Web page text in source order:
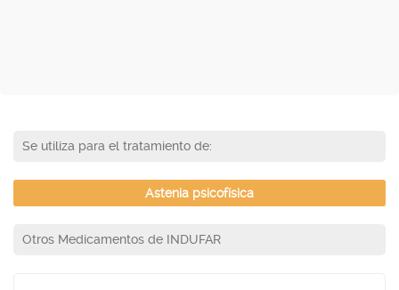
Se utiliza para el tratamiento de:
Astenia psicofísica
Otros Medicamentos de INDUFAR